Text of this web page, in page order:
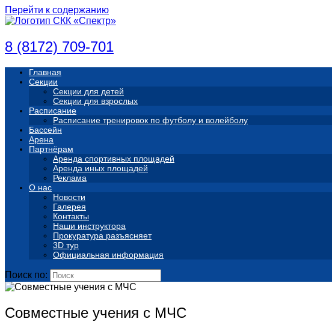
Перейти к содержанию
8 (8172) 709-701
Главная
Секции
Секции для детей
Секции для взрослых
Расписание
Расписание тренировок по футболу и волейболу
Бассейн
Арена
Партнёрам
Аренда спортивных площадей
Аренда иных площадей
Реклама
О нас
Новости
Галерея
Контакты
Наши инструктора
Прокуратура разъясняет
3D тур
Официальная информация
Поиск по:
Совместные учения с МЧС